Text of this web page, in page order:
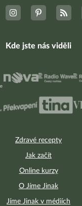
Zdravé recepty
Jak začít
Online kurzy
O Jíme Jinak
Jíme Jinak v médiích
Kde jste nás viděli